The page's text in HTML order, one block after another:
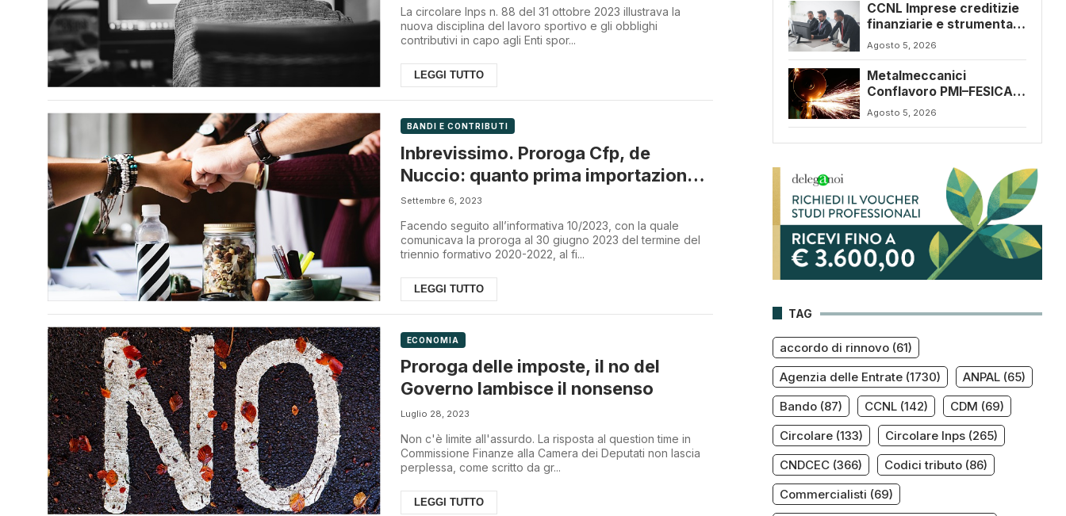
La circolare Inps n. 88 del 31 ottobre 2023 illustrava la
nuova disciplina del lavoro sportivo e gli obblighi
contributivi in capo agli Enti spor...
LEGGI TUTTO
BANDI E CONTRIBUTI
Inbrevissimo. Proroga Cfp, de
Nuccio: quanto prima importazione
dati
Settembre 6, 2023
Facendo seguito all’informativa 10/2023, con la quale
comunicava la proroga al 30 giugno 2023 del termine del
triennio formativo 2020-2022, al fi...
LEGGI TUTTO
ECONOMIA
Proroga delle imposte, il no del
Governo lambisce il nonsenso
Luglio 28, 2023
Non c'è limite all'assurdo. La risposta al question time in
Commissione Finanze alla Camera dei Deputati non lascia
perplessa, come scritto da gr...
LEGGI TUTTO
CCNL Imprese creditizie
finanziarie e strumentali
(J241): ulteriore
sospensione dei termini
a dicembre 2026
Agosto 5, 2026
Metalmeccanici
Conflavoro PMI–FESICA
CONFSAL (C053),
rinnovato il CCNL 2026-
2029: rafforzate tutele e
Agosto 5, 2026
TAG
accordo di rinnovo(61)
Agenzia delle Entrate(1730) ANPAL(65)
Bando(87) CCNL(142) CDM (69)
Circolare(133) Circolare Inps(265)
CNDCEC(366) Codici tributo(86)
Commercialisti (69)